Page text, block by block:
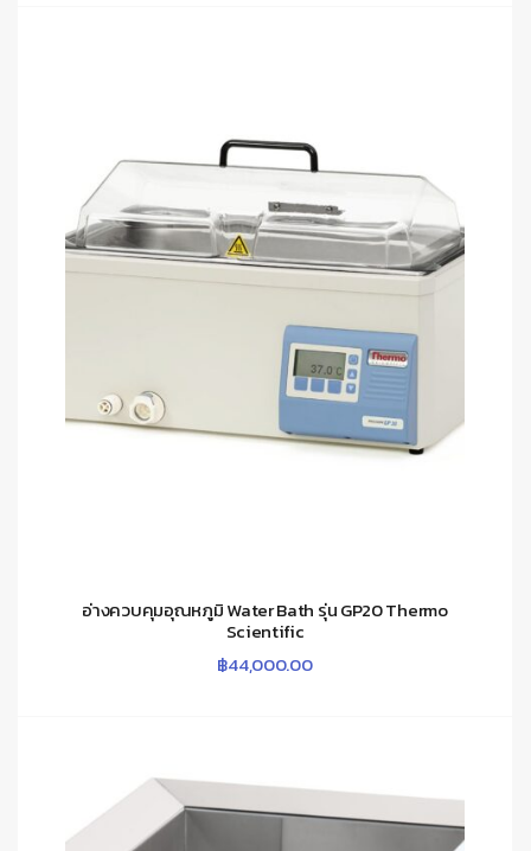
อ่างควบคุมอุณหภูมิ Water Bath รุ่น GP20 Thermo
Scientific
฿44,000.00